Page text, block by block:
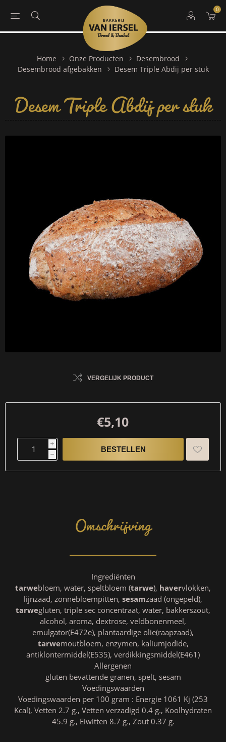
0
Home Onze Producten
Desembrood
Desembrood afgebakken
Desem Triple Abdij per stuk
Desem Triple Abdij per stuk
VERGELIJK PRODUCT
€5,10
i
h
Omschrijving
Ingrediënten
tarwebloem, water, speltbloem (tarwe), havervlokken,
lijnzaad, zonnebloempitten, sesamzaad (ongepeld),
tarwegluten, triple sec concentraat, water, bakkerszout,
alcohol, aroma, dextrose, veldbonenmeel,
emulgator(E472e), plantaardige olie(raapzaad),
tarwemoutbloem, enzymen, kaliumjodide,
antiklontermiddel(E535), verdikkingsmiddel(E461)
Allergenen
gluten bevattende granen, spelt, sesam
Voedingswaarden
Voedingswaarden per 100 gram : Energie 1061 Kj (253
Kcal), Vetten 2.7 g., Vetten verzadigd 0.4 g., Koolhydraten
45.9 g., Eiwitten 8.7 g., Zout 0.37 g.